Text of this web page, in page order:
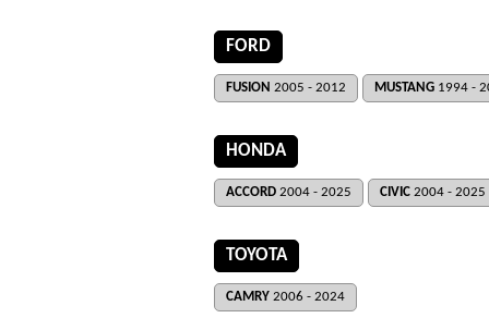
FORD
FUSION 2005 - 2012 MUSTANG 1994 -
HONDA
ACCORD 2004 - 2025 CIVIC 2004 - 2025
TOYOTA
CAMRY 2006 - 2024